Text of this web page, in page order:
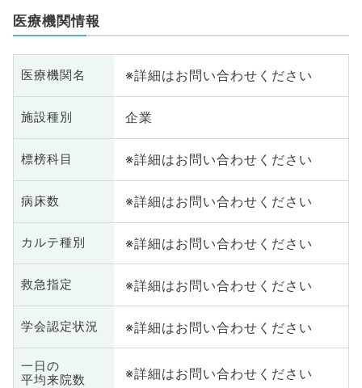
医療機関情報
医療機関名 ※詳細はお問い合わせください
施設種別 企業
標榜科目 ※詳細はお問い合わせください
病床数 ※詳細はお問い合わせください
カルテ種別 ※詳細はお問い合わせください
救急指定 ※詳細はお問い合わせください
学会認定状況 ※詳細はお問い合わせください
一日の
平均来院数
※詳細はお問い合わせください